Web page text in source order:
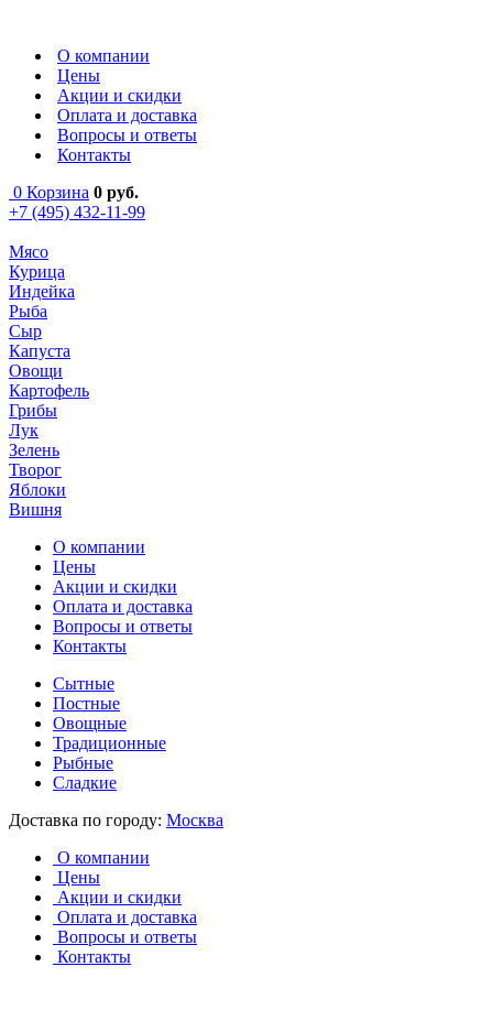
О компании
Цены
Акции и скидки
Оплата и доставка
Вопросы и ответы
Контакты
0 Корзина 0 руб.
+7 (495) 432-11-99
Мясо
Курица
Индейка
Рыба
Сыр
Капуста
Овощи
Картофель
Грибы
Лук
Зелень
Творог
Яблоки
Вишня
О компании
Цены
Акции и скидки
Оплата и доставка
Вопросы и ответы
Контакты
Сытные
Постные
Овощные
Традиционные
Рыбные
Сладкие
Доставка по городу: Москва
О компании
Цены
Акции и скидки
Оплата и доставка
Вопросы и ответы
Контакты